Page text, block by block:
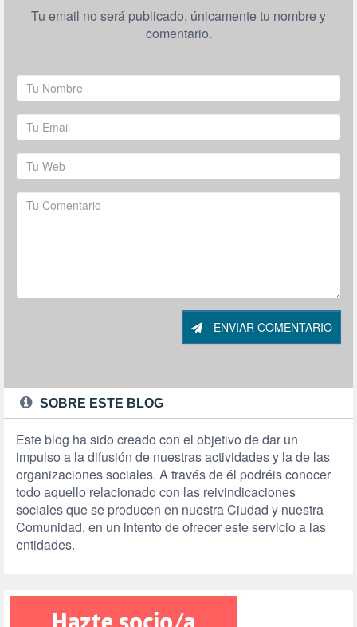
Tu email no será publicado, únicamente tu nombre y
comentario.
ENVIAR COMENTARIO
SOBRE ESTE BLOG
Este blog ha sido creado con el objetivo de dar un
impulso a la difusión de nuestras actividades y la de las
organizaciones sociales. A través de él podréis conocer
todo aquello relacionado con las reivindicaciones
sociales que se producen en nuestra Ciudad y nuestra
Comunidad, en un intento de ofrecer este servicio a las
entidades.